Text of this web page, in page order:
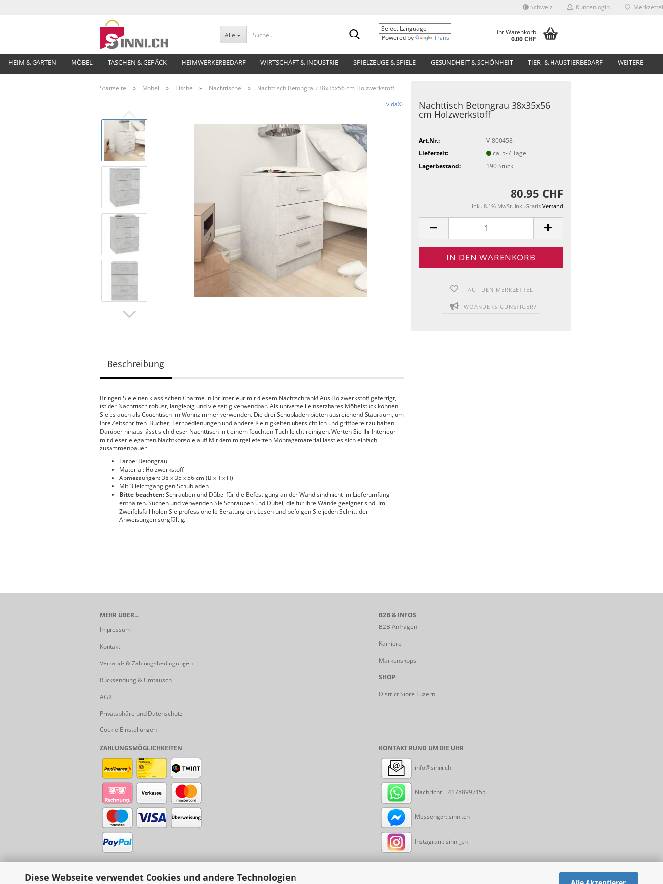
Diese Webseite verwendet Cookies und andere Technologien Alle Akzeptieren
Schweiz Kundenlogin Merkzettel
Alle
Suche...
Powered by
Translate
Ihr Warenkorb
0.00 CHF
HEIM & GARTEN MÖBEL TASCHEN & GEPÄCK HEIMWERKERBEDARF WIRTSCHAFT & INDUSTRIE SPIELZEUGE & SPIELE GESUNDHEIT & SCHÖNHEIT TIER- & HAUSTIERBEDARF WEITERE
Startseite » Möbel » Tische » Nachttische »
Nachttisch Betongrau 38x35x56 cm Holzwerkstoff
vidaXL
Nachttisch Betongrau 38x35x56
cm Holzwerkstoff
Art.Nr.:
V-800458
Lieferzeit:
ca. 5-7 Tage
Lagerbestand:
190Stück
80.95 CHF
inkl. 8.1% MwSt. inkl.Gratis Versand
AUF DEN MERKZETTEL
WOANDERS GÜNSTIGER?
Beschreibung
Bringen Sie einen klassischen Charme in Ihr Interieur mit diesem Nachtschrank! Aus Holzwerkstoff gefertigt,
ist der Nachttisch robust, langlebig und vielseitig verwendbar. Als universell einsetzbares Möbelstück können
Sie es auch als Couchtisch im Wohnzimmer verwenden. Die drei Schubladen bieten ausreichend Stauraum, um
Ihre Zeitschriften, Bücher, Fernbedienungen und andere Kleinigkeiten übersichtlich und griffbereit zu halten.
Darüber hinaus lässt sich dieser Nachttisch mit einem feuchten Tuch leicht reinigen. Werten Sie Ihr Interieur
mit dieser eleganten Nachtkonsole auf! Mit dem mitgelieferten Montagematerial lässt es sich einfach
zusammenbauen.
Farbe: Betongrau
Material: Holzwerkstoff
Abmessungen: 38 x 35 x 56 cm (B x T x H)
Mit 3 leichtgängigen Schubladen
Bitte beachten:Schrauben und Dübel für die Befestigung an der Wand sind nicht im Lieferumfang
enthalten. Suchen und verwenden Sie Schrauben und Dübel, die für Ihre Wände geeignet sind. Im
Zweifelsfall holen Sie professionelle Beratung ein. Lesen und befolgen Sie jeden Schritt der
Anweisungen sorgfältig.
MEHR ÜBER...
Impressum
Kontakt
Versand- & Zahlungsbedingungen
Rücksendung & Umtausch
AGB
Privatsphäre und Datenschutz
Cookie Einstellungen
B2B & INFOS
B2B Anfragen
Karriere
Markenshops
SHOP
District Store Luzern
ZAHLUNGSMÖGLICHKEITEN KONTAKT RUND UM DIE UHR
info@sinni.ch
Nachricht: +41788997155
Messenger: sinni.ch
Instagram: sinni_ch